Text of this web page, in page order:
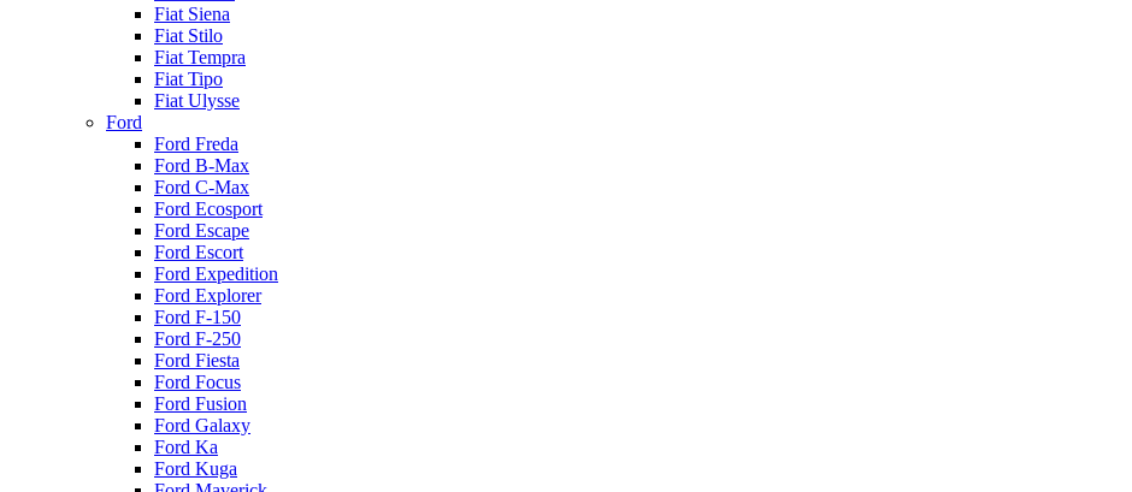
Fiat Siena
Fiat Stilo
Fiat Tempra
Fiat Tipo
Fiat Ulysse
Ford
Ford Freda
Ford B-Max
Ford C-Max
Ford Ecosport
Ford Escape
Ford Escort
Ford Expedition
Ford Explorer
Ford F-150
Ford F-250
Ford Fiesta
Ford Focus
Ford Fusion
Ford Galaxy
Ford Ka
Ford Kuga